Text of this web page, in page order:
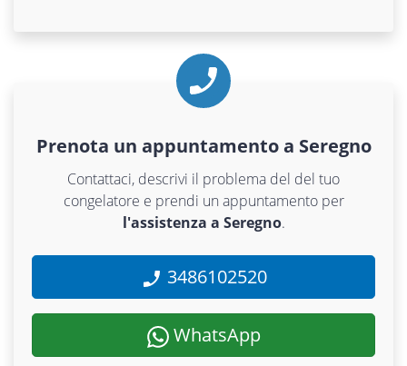
Prenota un appuntamento a Seregno
Contattaci, descrivi il problema del del tuo
congelatore e prendi un appuntamento per
l'assistenza a Seregno.
3486102520
WhatsApp